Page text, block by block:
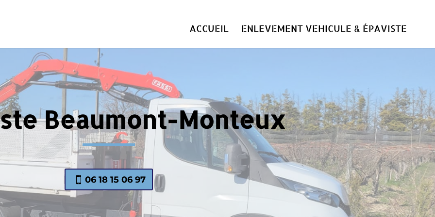
ACCUEIL ENLEVEMENT VEHICULE & ÉPAVISTE
Beaumont-Monteux
06 18 15 06 97